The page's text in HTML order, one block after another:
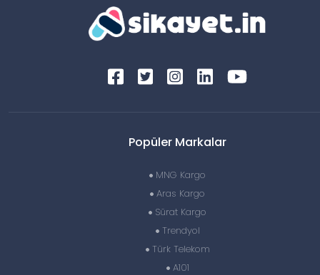
Popüler Markalar
MNG Kargo
Aras Kargo
Sürat Kargo
Trendyol
Türk Telekom
A101